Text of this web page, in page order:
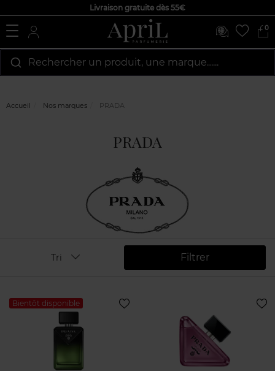
Livraison gratuite dès 55€
0
Rechercher un produit, une marque…...
Accueil Nos marques PRADA
PRADA
Filtrer
Tri
Bientôt disponible